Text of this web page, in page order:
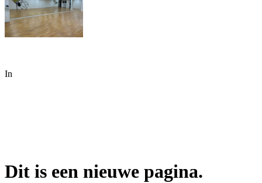
In
Dit is een nieuwe pagina.